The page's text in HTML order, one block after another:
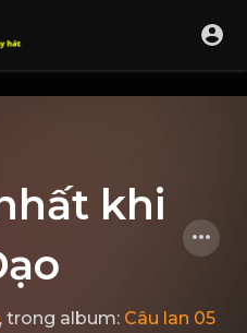
khi
, trong album: Câu lan 05